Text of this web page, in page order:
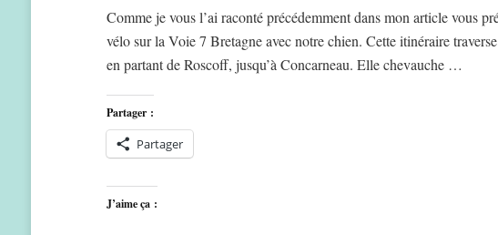
Comme je vous l’ai raconté précédemment dans mon article vous
vélo sur la Voie 7 Bretagne avec notre chien. Cette itinéraire
en partant de Roscoff, jusqu’à Concarneau. Elle chevauche …
Partager :
Partager
J’aime ça :